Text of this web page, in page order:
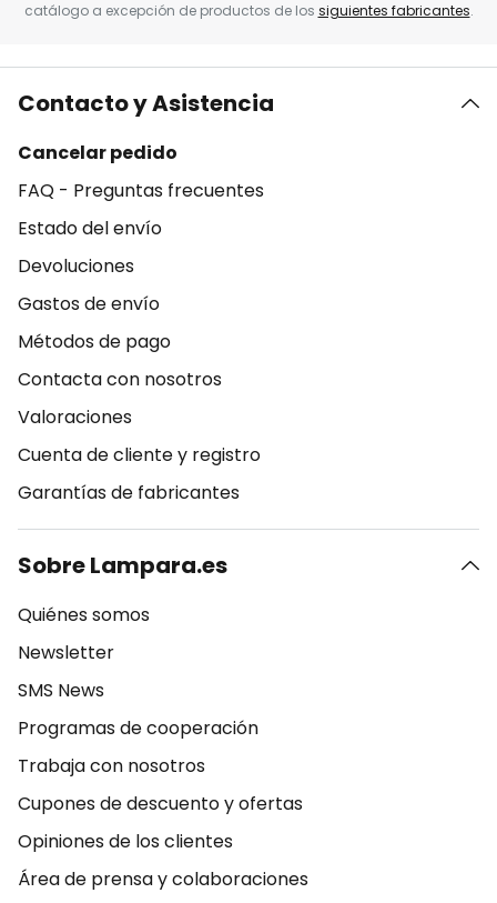
catálogo a excepción de productos de los siguientes fabricantes.
Contacto y Asistencia
Cancelar pedido
FAQ - Preguntas frecuentes
Estado del envío
Devoluciones
Gastos de envío
Métodos de pago
Contacta con nosotros
Valoraciones
Cuenta de cliente y registro
Garantías de fabricantes
Sobre Lampara.es
Quiénes somos
Newsletter
SMS News
Programas de cooperación
Trabaja con nosotros
Cupones de descuento y ofertas
Opiniones de los clientes
Área de prensa y colaboraciones